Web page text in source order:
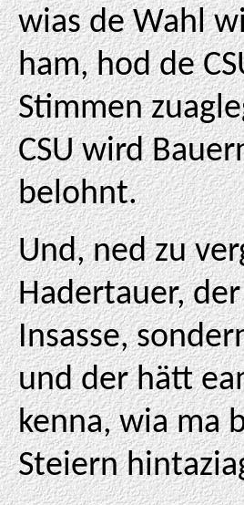
wias de Wahl
ham, hod de
Stimmen
CSU wird
belohnt.
Und, ned zu
Hadertauer,
Insasse,
und der hätt
kenna, wia ma
Steiern